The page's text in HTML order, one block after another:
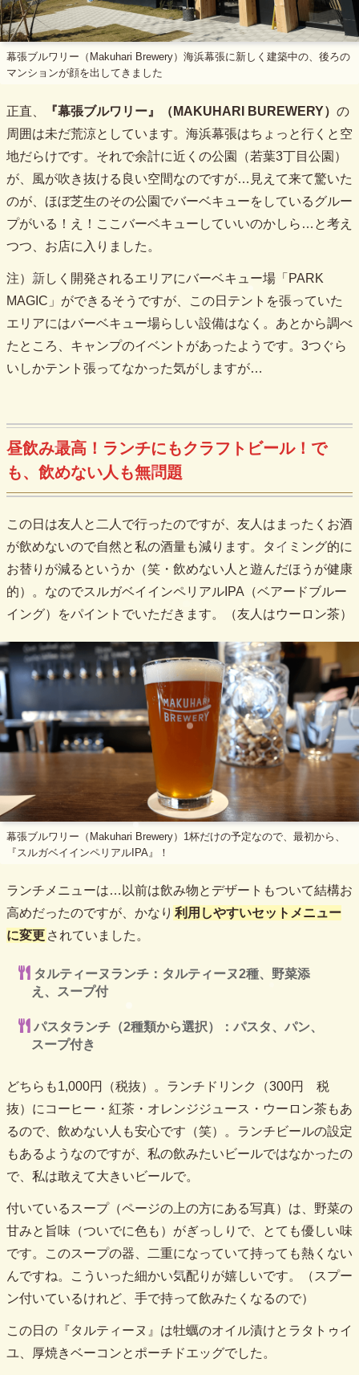
幕張ブルワリー（Makuhari Brewery）海浜幕張に新しく建築中の、後ろの
マンションが顔を出してきました
正直、 『幕張ブルワリー』（MAKUHARI BUREWERY） の
周囲は未だ荒涼としています。海浜幕張はちょっと行くと空
地だらけです。それで余計に近くの公園（若葉3丁目公園）
が、風が吹き抜ける良い空間なのですが…見えて来て驚いた
のが、ほぼ芝生のその公園でバーベキューをしているグルー
プがいる！え！ここバーベキューしていいのかしら…と考え
つつ、お店に入りました。
注）新しく開発されるエリアにバーベキュー場「PARK
MAGIC」ができるそうですが、この日テントを張っていた
エリアにはバーベキュー場らしい設備はなく。あとから調べ
たところ、キャンプのイベントがあったようです。3つぐら
いしかテント張ってなかった気がしますが…
昼飲み最高！ランチにもクラフトビール！で
も、飲めない人も無問題
この日は友人と二人で行ったのですが、友人はまったくお酒
が飲めないので自然と私の酒量も減ります。タイミング的に
お替りが減るというか（笑・飲めない人と遊んだほうが健康
的）。なのでスルガベイインペリアルIPA（ベアードブルー
イング）をパイントでいただきます。（友人はウーロン茶）
幕張ブルワリー（Makuhari Brewery）1杯だけの予定なので、最初から、
『スルガベイインペリアルIPA』！
ランチメニューは…以前は飲み物とデザートもついて結構お
高めだったのですが、かなり 利用しやすいセットメニュー
に変更 されていました。
タルティーヌランチ：タルティーヌ2種、野菜添
え、スープ付
パスタランチ（2種類から選択）：パスタ、パン、
スープ付き
どちらも1,000円（税抜）。ランチドリンク（300円 税
抜）にコーヒー・紅茶・オレンジジュース・ウーロン茶もあ
るので、飲めない人も安心です（笑）。ランチビールの設定
もあるようなのですが、私の飲みたいビールではなかったの
で、私は敢えて大きいビールで。
付いているスープ（ページの上の方にある写真）は、野菜の
甘みと旨味（ついでに色も）がぎっしりで、とても優しい味
です。このスープの器、二重になっていて持っても熱くない
んですね。こういった細かい気配りが嬉しいです。（スプー
ン付いているけれど、手で持って飲みたくなるので）
この日の『タルティーヌ』は牡蠣のオイル漬けとラタトゥイ
ユ、厚焼きベーコンとポーチドエッグでした。